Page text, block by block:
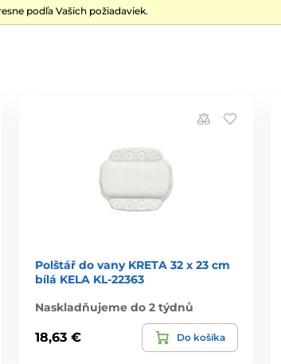
podľa Vašich požiadaviek.
Polštář do vany KRETA 32 x 23 cm
bílá KELA KL-22363
Naskladňujeme do 2 týdnů
18,63 € Do košíka